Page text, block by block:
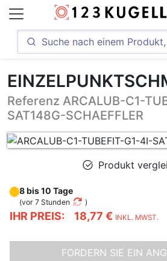
Referenz ARCALUB-C1-
SAT148G-SCHAEFFLER
Produkt
IHR PREIS: 18,77 € INKL. MWST.
8 bis 10 Tage
(vor 7 Stunden )
FORDERN SIE EIN